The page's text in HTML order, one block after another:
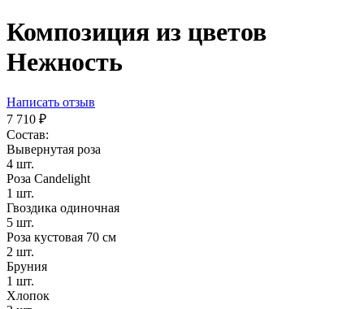
Композиция из цветов
Нежность
Написать отзыв
7 710 ₽
Состав:
Вывернутая роза
4 шт.
Роза Candelight
1 шт.
Гвоздика одиночная
5 шт.
Роза кустовая 70 см
2 шт.
Бруния
1 шт.
Хлопок